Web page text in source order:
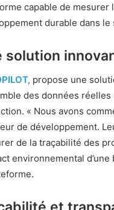
capable de mesurer
durable dans
solution
propose une
des données
« Nous avons
de développement.
de la traçabilité des
environnemental